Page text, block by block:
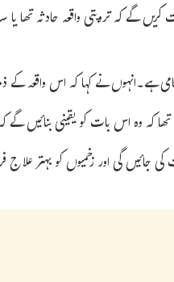
گے کہ تروپتی واقعہ حادثہ تھا
ہے۔انہوں نے کہا کہ اس واقعہ
کہ وہ اس بات کو یقینی بنائیں گے
جائیں گی اور زخمیوں کو بہتر علاج